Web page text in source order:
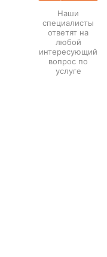
ЗАДАТЬ
ВОПРОС
Наши
специалисты
ответят на
любой
интересующий
вопрос по
услуге